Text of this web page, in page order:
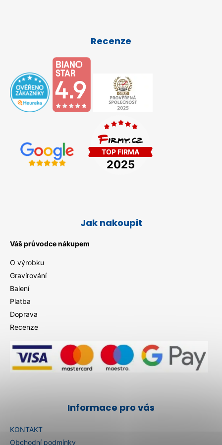
Recenze
Jak nakoupit
Váš průvodce nákupem
O výrobku
Gravírování
Balení
Platba
Doprava
Recenze
Informace pro vás
KONTAKT
Obchodní podmínky